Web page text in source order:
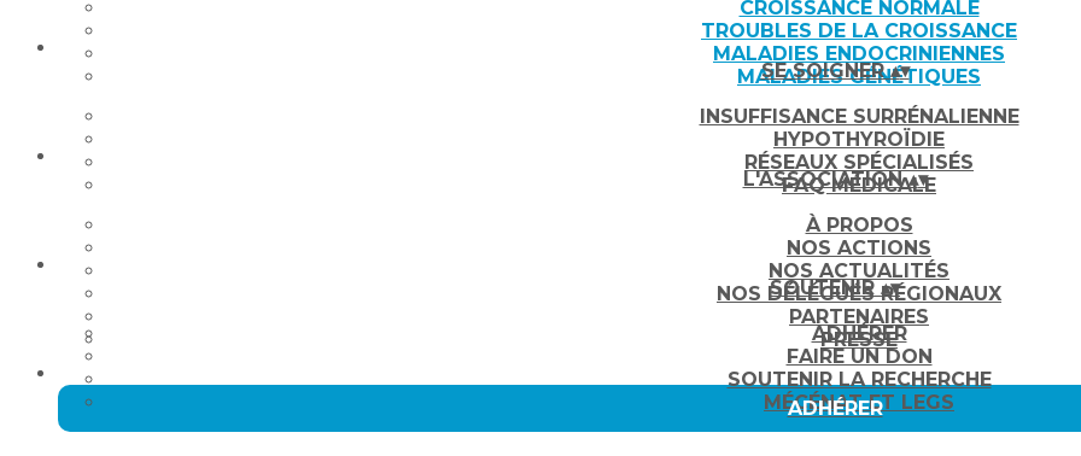
CROISSANCE NORMALE
TROUBLES DE LA CROISSANCE
MALADIES ENDOCRINIENNES
MALADIES GÉNÉTIQUES
SE SOIGNER▴▾
INSUFFISANCE SURRÉNALIENNE
HYPOTHYROÏDIE
RÉSEAUX SPÉCIALISÉS
FAQ MÉDICALE
L'ASSOCIATION▴▾
À PROPOS
NOS ACTIONS
NOS ACTUALITÉS
NOS DÉLÉGUÉS RÉGIONAUX
PARTENAIRES
PRESSE
SOUTENIR▴▾
ADHÉRER
FAIRE UN DON
SOUTENIR LA RECHERCHE
MÉCÉNAT ET LEGS
ADHÉRER